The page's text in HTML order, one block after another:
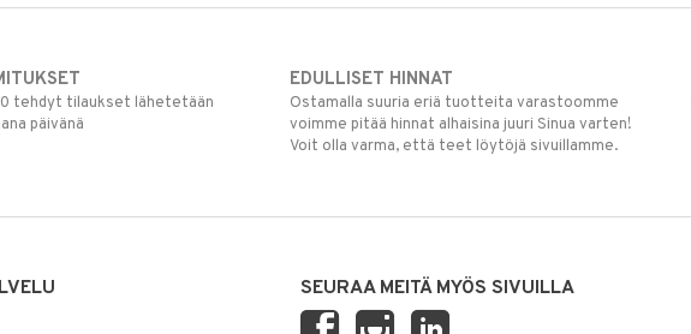
tehdyt tilaukset lähetetään
päivänä
EDULLISET HINNAT
Ostamalla suuria eriä tuotteita varastoomme
voimme pitää hinnat alhaisina juuri Sinua varten!
Voit olla varma, että teet löytöjä sivuillamme.
SEURAA MEITÄ MYÖS SIVUILLA